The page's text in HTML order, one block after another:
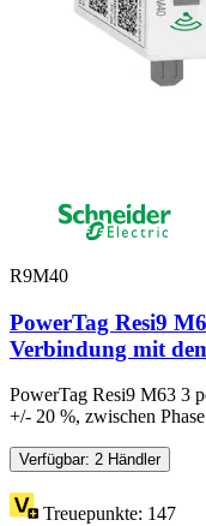
R9M40
PowerTag Resi9
Verbindung mit
PowerTag Resi9 M63 3
+/- 20 %, zwischen
Verfügbar: 2 Händler
Treuepunkte: 147